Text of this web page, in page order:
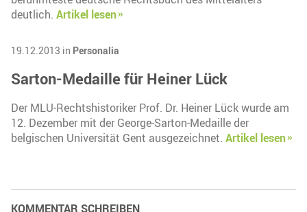
deutlich. Artikel lesen
19.12.2013 in Personalia
Sarton-Medaille für Heiner Lück
Der MLU-Rechtshistoriker Prof. Dr. Heiner Lück wurde am
12. Dezember mit der George-Sarton-Medaille der
belgischen Universität Gent ausgezeichnet. Artikel lesen
KOMMENTAR SCHREIBEN